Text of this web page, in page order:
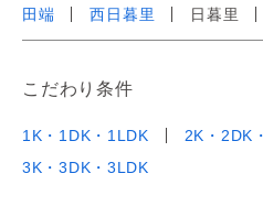
田端 西日暮里 日暮里
こだわり条件
1K・1DK・1LDK
2K・2DK
3K・3DK・3LDK